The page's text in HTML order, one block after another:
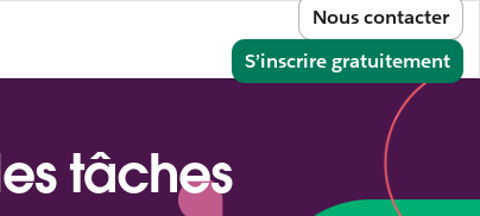
Nous contacter
S’inscrire gratuitement
tâches